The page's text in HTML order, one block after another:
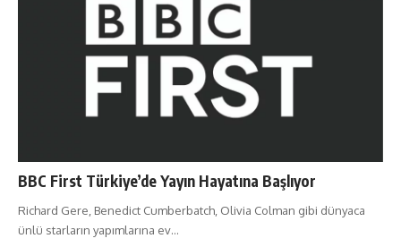
BBC First Türkiye’de Yayın Hayatına Başlıyor
Richard Gere, Benedict Cumberbatch, Olivia Colman gibi dünyaca
ünlü starların yapımlarına ev…